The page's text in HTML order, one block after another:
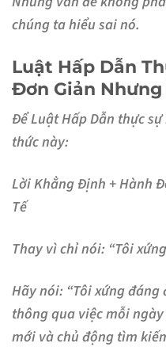
chúng ta hiểu sai nó.
Luật Hấp Dẫn
Đơn Giản Nhưng
Để Luật Hấp Dẫn thực
thức này:
Lời Khẳng Định + Hành
Tế
Thay vì chỉ nói: “Tôi
Hãy nói: “Tôi xứng
thông qua việc mỗi
mới và chủ động tìm